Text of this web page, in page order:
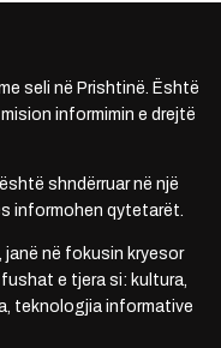
seli në Prishtinë. Është
informimin e drejtë
shndërruar në një
informohen qytetarët.
janë në fokusin kryesor
e tjera si: kultura,
teknologjia informative